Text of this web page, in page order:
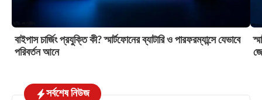
বাইপাস চার্জিং প্রযুক্তি কী? স্মার্টফোনের ব্যাটারি ও পারফরম্যান্সে যেভাবে
পরিবর্তন আনে
সর্বশেষ নিউজ